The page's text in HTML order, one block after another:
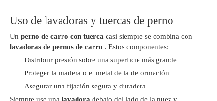
Uso de lavadoras y tuercas de perno
Un perno de carro con tuerca casi siempre se combina con
lavadoras de pernos de carro . Estos componentes:
Distribuir presión sobre una superficie más grande
Proteger la madera o el metal de la deformación
Asegurar una fijación segura y duradera
Siempre use una lavadora debajo del lado de la nuez y